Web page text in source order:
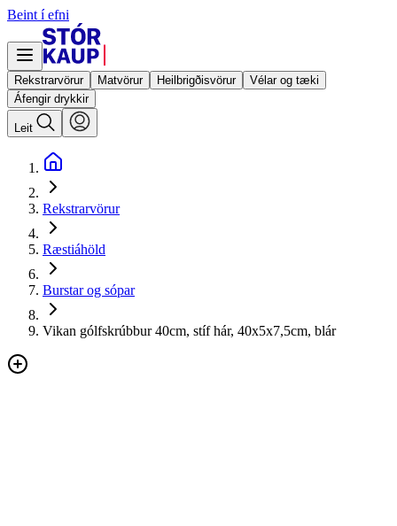
Beint í efni
Rekstrarvörur Matvörur Heilbrigðisvörur
Vélar og tæki
Áfengir drykkir
Leit
Rekstrarvörur
Ræstiáhöld
Burstar og sópar
Vikan gólfskrúbbur 40cm, stíf hár, 40x5x7,5cm, blár